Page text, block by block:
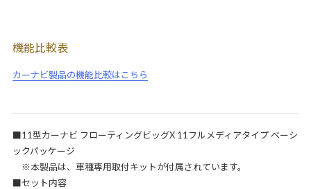
機能比較表
カーナビ製品の機能比較はこちら
■11型カーナビ フローティングビッグX 11フルメディアタイプ ベーシ
ックパッケージ
※本製品は、車種専用取付キットが付属されています。
■セット内容